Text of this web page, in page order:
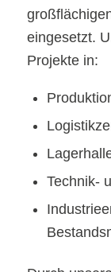
eingesetzt.
Projekte in:
Technik-